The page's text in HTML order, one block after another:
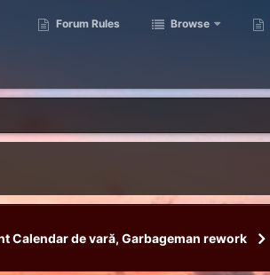
Forum Rules Browse
Calendar de vară, Garbageman rework